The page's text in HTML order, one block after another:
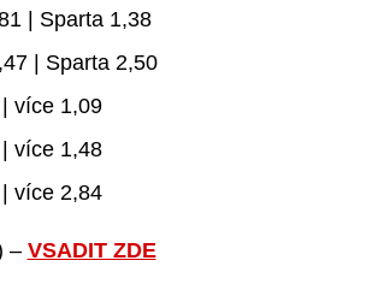
| Sparta 1,38
| Sparta 2,50
více 1,09
více 1,48
více 2,84
– VSADIT ZDE